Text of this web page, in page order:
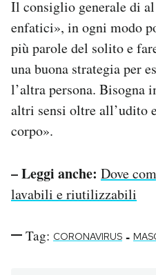
Il consiglio generale di al
enfatici», in ogni modo
più parole del solito e
una buona strategia per
l’altra persona. Bisogna
altri sensi oltre all’udito
corpo».
– Leggi anche: Dove
lavabili e riutilizzabili
Tag: CORONAVIRUS -